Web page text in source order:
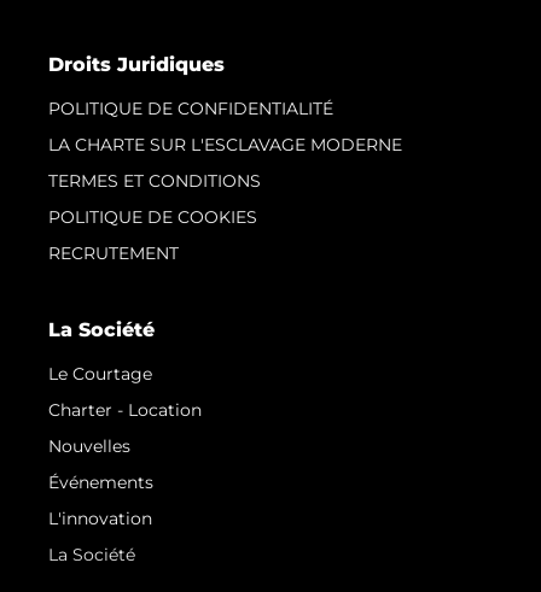
Droits Juridiques
POLITIQUE DE CONFIDENTIALITÉ
LA CHARTE SUR L'ESCLAVAGE MODERNE
TERMES ET CONDITIONS
POLITIQUE DE COOKIES
RECRUTEMENT
La Société
Le Courtage
Charter - Location
Nouvelles
Événements
L'innovation
La Société